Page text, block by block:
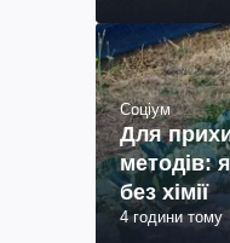
Соціум
Для
методів:
без хімії
4 години тому